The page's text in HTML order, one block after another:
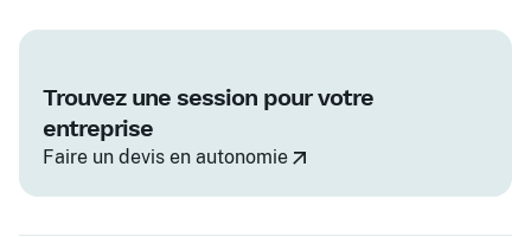
Trouvez une session pour votre
entreprise
Faire un devis en autonomie